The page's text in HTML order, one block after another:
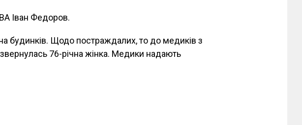
Іван Федоров.
будинків. Щодо постраждалих, то до медиків з
76-річна жінка. Медики надають